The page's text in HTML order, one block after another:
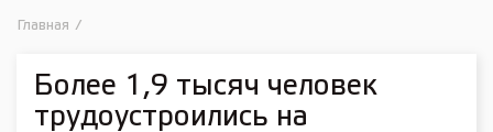
Главная /
Более 1,9 тысяч человек
трудоустроились на